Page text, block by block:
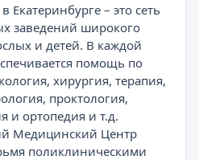
– это сеть
заведений широкого
и детей. В каждой
помощь по
хирургия, терапия,
проктология,
и ортопедия и т.д.
Медицинский Центр
поликлиническими